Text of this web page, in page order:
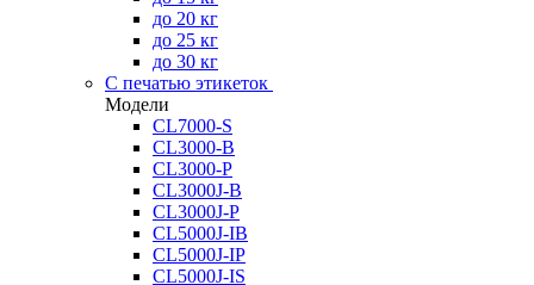
до 20 кг
до 25 кг
до 30 кг
С печатью этикеток
Модели
CL7000-S
CL3000-B
CL3000-P
CL3000J-B
CL3000J-P
CL5000J-IB
CL5000J-IP
CL5000J-IS